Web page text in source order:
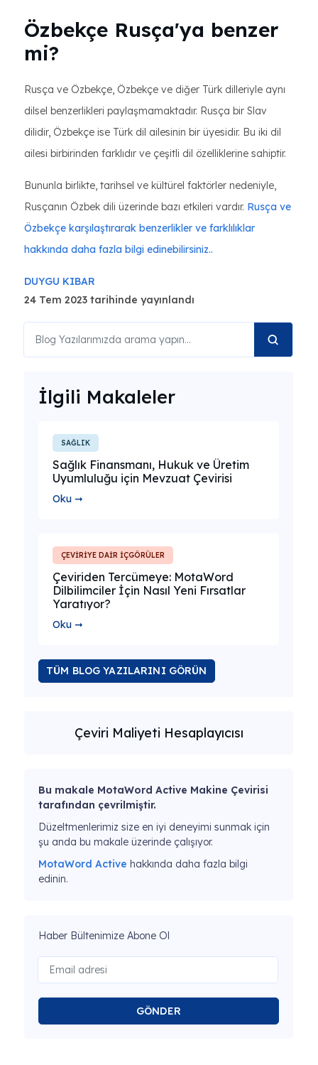
Özbekçe Rusça'ya benzer
mi?
Rusça ve Özbekçe, Özbekçe ve diğer Türk dilleriyle aynı
dilsel benzerlikleri paylaşmamaktadır. Rusça bir Slav
dilidir, Özbekçe ise Türk dil ailesinin bir üyesidir. Bu iki dil
ailesi birbirinden farklıdır ve çeşitli dil özelliklerine sahiptir.
Bununla birlikte, tarihsel ve kültürel faktörler nedeniyle,
Rusçanın Özbek dili üzerinde bazı etkileri vardır. Rusça ve
Özbekçe karşılaştırarak benzerlikler ve farklılıklar
hakkında daha fazla bilgi edinebilirsiniz..
DUYGU KIBAR
24 Tem 2023 tarihinde yayınlandı
İlgili Makaleler
SAĞLIK
Sağlık Finansmanı, Hukuk ve Üretim
Uyumluluğu için Mevzuat Çevirisi
Oku ➞
ÇEVİRİYE DAİR İÇGÖRÜLER
Çeviriden Tercümeye: MotaWord
Dilbilimciler İçin Nasıl Yeni Fırsatlar
Yaratıyor?
Oku ➞
TÜM BLOG YAZILARINI GÖRÜN
Çeviri Maliyeti Hesaplayıcısı
Bu makale MotaWord Active Makine Çevirisi
tarafından çevrilmiştir.
Düzeltmenlerimiz size en iyi deneyimi sunmak için
şu anda bu makale üzerinde çalışıyor.
MotaWord Active hakkında daha fazla bilgi
edinin.
Haber Bültenimize Abone Ol
GÖNDER